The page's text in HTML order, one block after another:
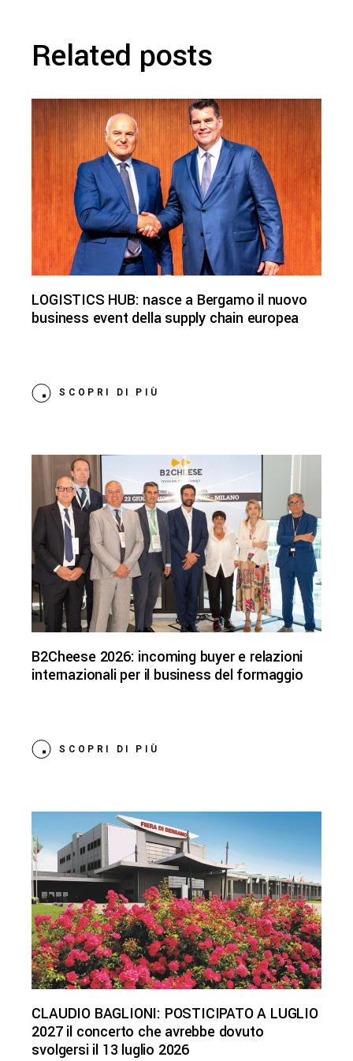
Related posts
LOGISTICS HUB: nasce a Bergamo il nuovo
business event della supply chain europea
SCOPRI DI PIÙ
B2Cheese 2026: incoming buyer e relazioni
internazionali per il business del formaggio
SCOPRI DI PIÙ
CLAUDIO BAGLIONI: POSTICIPATO A LUGLIO
2027 il concerto che avrebbe dovuto
svolgersi il 13 luglio 2026